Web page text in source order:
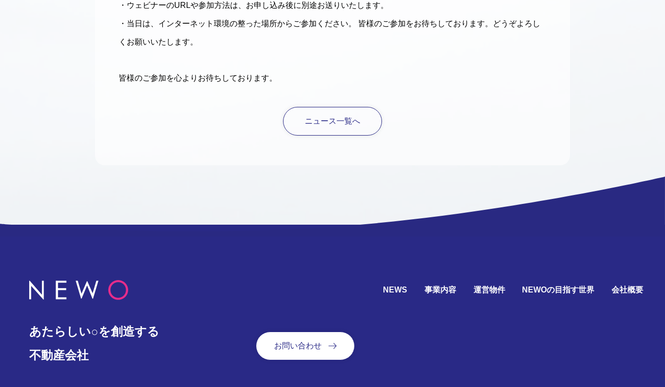
・ウェビナーのURLや参加方法は、お申し込み後に別途お送りいたします。
・当日は、インターネット環境の整った場所からご参加ください。 皆様のご参加をお待ちしております。どうぞよろし
くお願いいたします。
皆様のご参加を心よりお待ちしております。
ニュース一覧へ
あたらしい○を創造する
不動産会社
NEWS 事業内容 運営物件 NEWOの目指す世界 会社概要
お問い合わせ